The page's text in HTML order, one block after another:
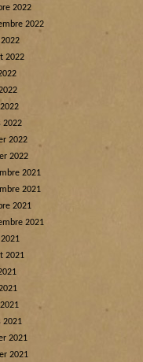
2022
2022
2022
2022
2022
2022
2021
2021
2021
2021
2021
2021
2021
2021